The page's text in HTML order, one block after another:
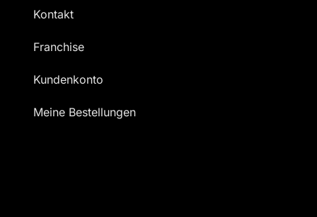
Kontakt
Franchise
Kundenkonto
Meine Bestellungen